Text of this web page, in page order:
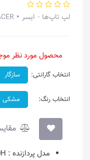
لپ تاپ‌ها ایسر ‣ ACER
محصول مورد نظر
انتخاب گارانتی: سازگار
انتخاب رنگ: مشکی
مدل پردازنده :